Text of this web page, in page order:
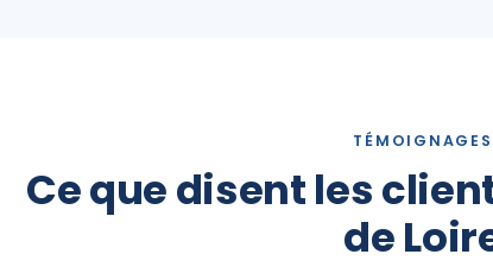
TÉMOIGNAGES
Ce que disent les
de